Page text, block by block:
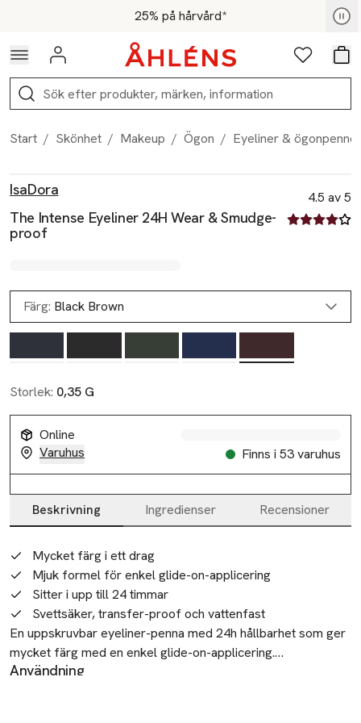
Hoppa till navigationsmenyn25% på hårvård*
För medlemmar - Shoppa nu
Logga in Favoriter
Sök
Start / Skönhet / Makeup / Ögon / Eyeliner & ögonpennor
IsaDora
The Intense Eyeliner 24H Wear & Smudge-
proof
4.5 av 5
4.5 av fem
Färg: Black Brown
Storlek: 0,35 G
Online
Varuhus
Finns i 53 varuhus
Beskrivning Ingredienser Recensioner
Beskrivning
Mycket färg i ett drag
Mjuk formel för enkel glide-on-applicering
Sitter i upp till 24 timmar
Svettsäker, transfer-proof och vattenfast
En uppskruvbar eyeliner-penna med 24h hållbarhet som ger
mycket färg med en enkel glide-on-applicering.
Användning